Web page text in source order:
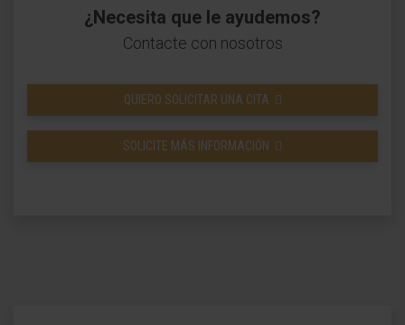
¿Necesita que le ayudemos?
Contacte con nosotros
QUIERO SOLICITAR UNA CITA
SOLICITE MÁS INFORMACIÓN